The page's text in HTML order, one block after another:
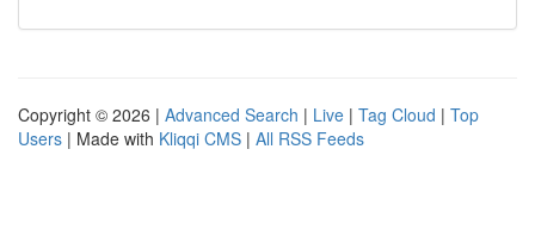
Copyright © 2026 | Advanced Search | Live | Tag Cloud | Top
Users | Made with Kliqqi CMS | All RSS Feeds